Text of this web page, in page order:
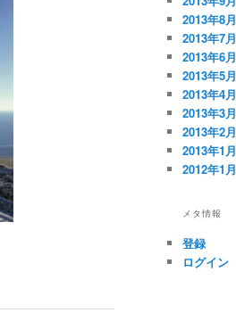
2013年8月
2013年7月
2013年6月
2013年5月
2013年4月
2013年3月
2013年2月
2013年1月
2012年1月
メタ情報
登録
ログイン